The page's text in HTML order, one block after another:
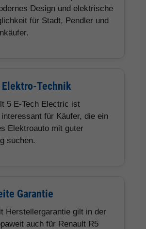
Design und elektrische
für Stadt, Pendler und
Technik
5 E-Tech Electric ist
für Käufer, die ein
Elektroauto mit guter
suchen.
Garantie
Herstellergarantie gilt in der
auch für Renault R5